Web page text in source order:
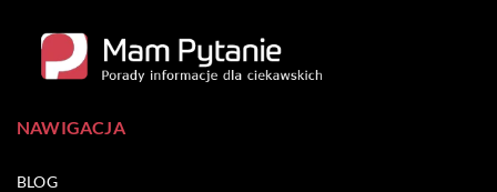
NAWIGACJA
BLOG